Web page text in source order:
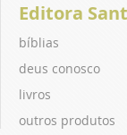
Editora
bíblias
deus conosco
livros
outros produtos